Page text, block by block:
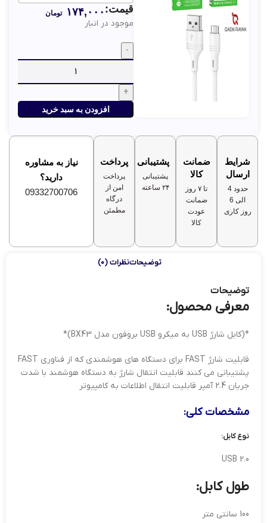
موجود در انبار
افزودن به سبد خرید
قیمت: ۱۷۴,۰۰۰ تومان
شرایط
ارسال
حدود 4
الی 6
روز کاری
ضمانت
کالا
تا ۷ روز
ضمانت
عودت
کالا
پشتیبانی
پشتیبانی
۲۴ ساعته
پرداخت
پرداخت
امن از
درگاه
مطمئن
نیاز به مشاوره
دارید؟
09332700706
توضیحاتنظرات (0)
توضیحات
معرفی محصول:
*(کابل شارژ USB به میکرو USB بروفون مدل BX43)*
قابلیت شارژ FAST برای دستگاه های هوشمندی که از فناوری FAST
پشتیبانی می کنند قابلیت انتقال شارژ به دستگاه هوشمند با شدت
جریان 2.4 آمپر قابلیت انتقال اطلاعات به کامپیوتر
مشخصات کلی:
نوع کابل:
USB 2.0
طول کابل:
100 سانتی متر